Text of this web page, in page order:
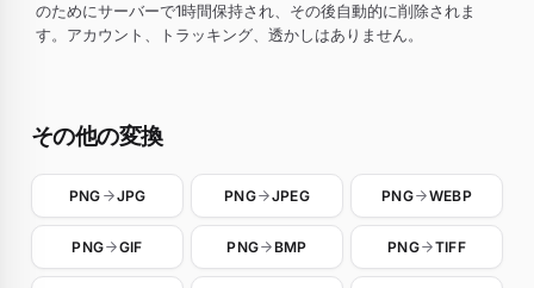
のためにサーバーで1時間保持され、その後自動的に削除されま
す。アカウント、トラッキング、透かしはありません。
その他の変換
PNG JPG PNG JPEG PNG WEBP
PNG GIF PNG BMP PNG TIFF